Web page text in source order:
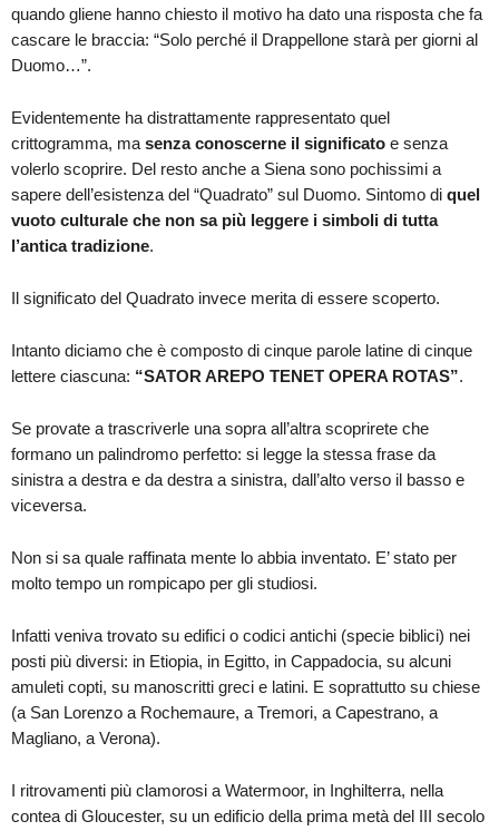
quando gliene hanno chiesto il motivo ha dato una risposta che fa
cascare le braccia: “Solo perché il Drappellone starà per giorni al
Duomo…”.
Evidentemente ha distrattamente rappresentato quel
crittogramma, ma senza conoscerne il significato e senza
volerlo scoprire. Del resto anche a Siena sono pochissimi a
sapere dell’esistenza del “Quadrato” sul Duomo. Sintomo di quel
vuoto culturale che non sa più leggere i simboli di tutta
l’antica tradizione.
Il significato del Quadrato invece merita di essere scoperto.
Intanto diciamo che è composto di cinque parole latine di cinque
lettere ciascuna: “SATOR AREPO TENET OPERA ROTAS”.
Se provate a trascriverle una sopra all’altra scoprirete che
formano un palindromo perfetto: si legge la stessa frase da
sinistra a destra e da destra a sinistra, dall’alto verso il basso e
viceversa.
Non si sa quale raffinata mente lo abbia inventato. E’ stato per
molto tempo un rompicapo per gli studiosi.
Infatti veniva trovato su edifici o codici antichi (specie biblici) nei
posti più diversi: in Etiopia, in Egitto, in Cappadocia, su alcuni
amuleti copti, su manoscritti greci e latini. E soprattutto su chiese
(a San Lorenzo a Rochemaure, a Tremori, a Capestrano, a
Magliano, a Verona).
I ritrovamenti più clamorosi a Watermoor, in Inghilterra, nella
contea di Gloucester, su un edificio della prima metà del III secolo